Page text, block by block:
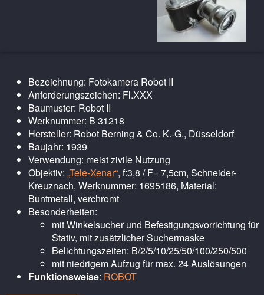
Bezeichnung: Fotokamera Robot II
Anforderungszeichen: Fl.XXX
Baumuster: Robot II
Werknummer: B 31218
Hersteller: Robot Berning & Co. K.-G., Düsseldorf
Baujahr: 1939
Verwendung: meist zivile Nutzung
Objektiv: „Tele-Xenar“, f:3,8 / F= 7,5cm, Schneider-
Kreuznach, Werknummer: 1695186, Material:
Buntmetall, verchromt
Besonderheiten:
mit Winkelsucher und Befestigungsvorrichtung für
Stativ, mit zusätzlicher Suchermaske
Belichtungszeiten: B/2/5/10/25/50/100/250/500
mit niedrigem Aufzug für max. 24 Auslösungen
Funktionsweise: ROBOT